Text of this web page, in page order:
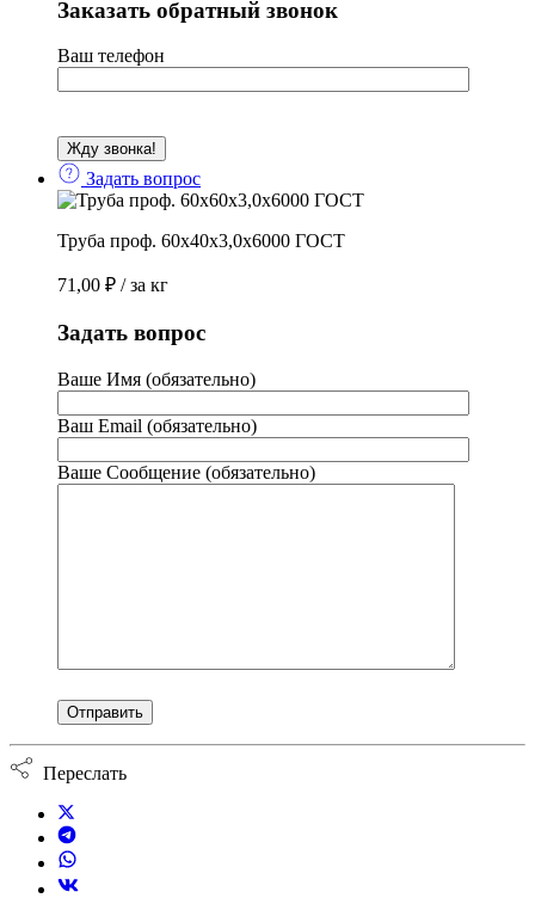
Заказать обратный звонок
Ваш телефон
Задать вопрос
Труба проф. 60х40х3,0х6000 ГОСТ
71,00 ₽ / за кг
Задать вопрос
Ваше Имя (обязательно)
Ваш Email (обязательно)
Ваше Сообщение (обязательно)
Переслать